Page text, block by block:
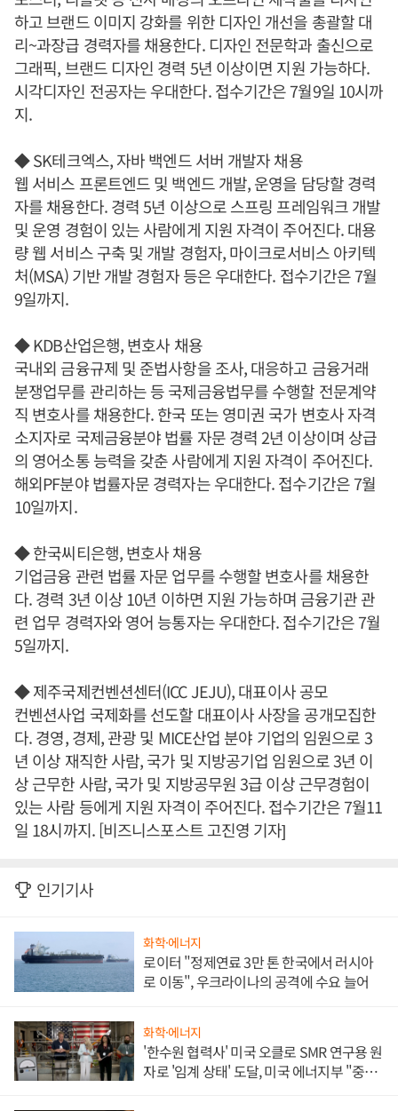
하고 브랜드 이미지 강화를 위한 디자인 개선을 총괄할 대
리~과장급 경력자를 채용한다. 디자인 전문학과 출신으로
그래픽, 브랜드 디자인 경력 5년 이상이면 지원 가능하다.
시각디자인 전공자는 우대한다. 접수기간은 7월9일 10시까
지.
◆ SK테크엑스, 자바 백엔드 서버 개발자 채용
웹 서비스 프론트엔드 및 백엔드 개발, 운영을 담당할 경력
자를 채용한다. 경력 5년 이상으로 스프링 프레임워크 개발
및 운영 경험이 있는 사람에게 지원 자격이 주어진다. 대용
량 웹 서비스 구축 및 개발 경험자, 마이크로서비스 아키텍
처(MSA) 기반 개발 경험자 등은 우대한다. 접수기간은 7월
9일까지.
◆ KDB산업은행, 변호사 채용
국내외 금융규제 및 준법사항을 조사, 대응하고 금융거래
분쟁업무를 관리하는 등 국제금융법무를 수행할 전문계약
직 변호사를 채용한다. 한국 또는 영미권 국가 변호사 자격
소지자로 국제금융분야 법률 자문 경력 2년 이상이며 상급
의 영어소통 능력을 갖춘 사람에게 지원 자격이 주어진다.
해외PF분야 법률자문 경력자는 우대한다. 접수기간은 7월
10일까지.
◆ 한국씨티은행, 변호사 채용
기업금융 관련 법률 자문 업무를 수행할 변호사를 채용한
다. 경력 3년 이상 10년 이하면 지원 가능하며 금융기관 관
련 업무 경력자와 영어 능통자는 우대한다. 접수기간은 7월
5일까지.
◆ 제주국제컨벤션센터(ICC JEJU), 대표이사 공모
컨벤션사업 국제화를 선도할 대표이사 사장을 공개모집한
다. 경영, 경제, 관광 및 MICE산업 분야 기업의 임원으로 3
년 이상 재직한 사람, 국가 및 지방공기업 임원으로 3년 이
상 근무한 사람, 국가 및 지방공무원 3급 이상 근무경험이
있는 사람 등에게 지원 자격이 주어진다. 접수기간은 7월11
일 18시까지. [비즈니스포스트 고진영 기자]
인기기사
화학·에너지
로이터 "정제연료 3만 톤 한국에서 러시아
로 이동", 우크라이나의 공격에 수요 늘어
화학·에너지
'한수원 협력사' 미국 오클로 SMR 연구용 원
자로 '임계 상태' 도달, 미국 에너지부 "중요